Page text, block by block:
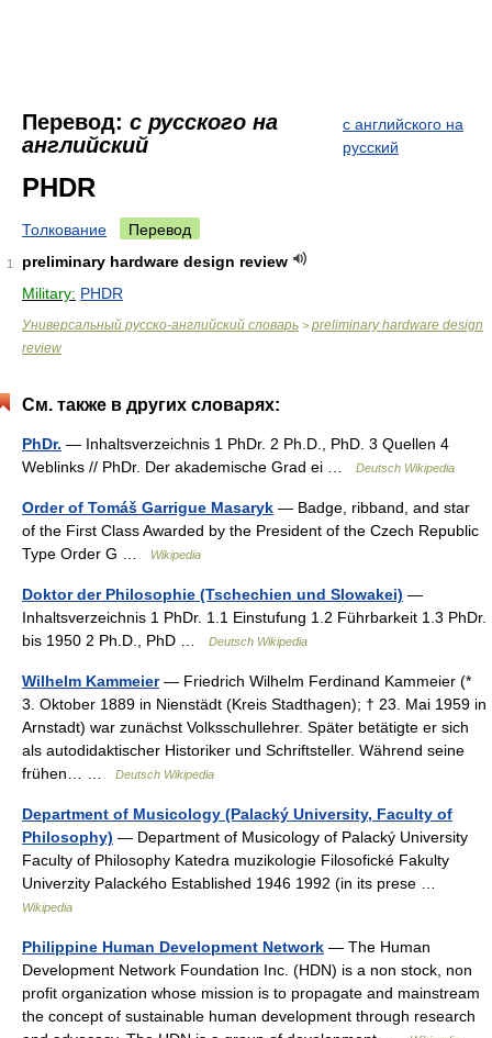
Перевод: с русского на
английский
с английского на
русский
PHDR
Толкование Перевод
1
preliminary hardware design review
Military: PHDR
Универсальный русско-английский словарь > preliminary hardware design
review
См. также в других словарях:
PhDr. — Inhaltsverzeichnis 1 PhDr. 2 Ph.D., PhD. 3 Quellen 4
Weblinks // PhDr. Der akademische Grad ei …
Deutsch Wikipedia
Order of Tomáš Garrigue Masaryk — Badge, ribband, and star
of the First Class Awarded by the President of the Czech Republic
Type Order G …
Wikipedia
Doktor der Philosophie (Tschechien und Slowakei) —
Inhaltsverzeichnis 1 PhDr. 1.1 Einstufung 1.2 Führbarkeit 1.3 PhDr.
bis 1950 2 Ph.D., PhD …
Deutsch Wikipedia
Wilhelm Kammeier— Friedrich Wilhelm Ferdinand Kammeier (*
3. Oktober 1889 in Nienstädt (Kreis Stadthagen); † 23. Mai 1959 in
Arnstadt) war zunächst Volksschullehrer. Später betätigte er sich
als autodidaktischer Historiker und Schriftsteller. Während seine
frühen… …
Deutsch Wikipedia
Department of Musicology (Palacký University, Faculty of
Philosophy) — Department of Musicology of Palacký University
Faculty of Philosophy Katedra muzikologie Filosofické Fakulty
Univerzity Palackého Established 1946 1992 (in its prese …
Wikipedia
Philippine Human Development Network — The Human
Development Network Foundation Inc. (HDN) is a non stock, non
profit organization whose mission is to propagate and mainstream
the concept of sustainable human development through research